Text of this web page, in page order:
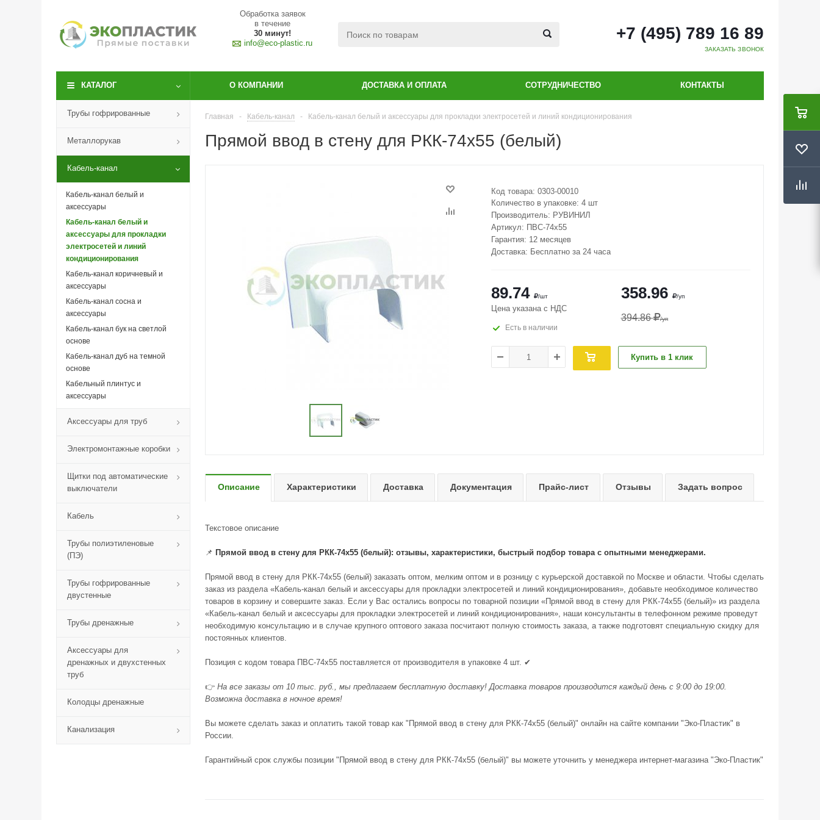
Обработка заявок
в течение
30 минут!
info@eco-plastic.ru
+7 (495) 789 16 89
ЗАКАЗАТЬ ЗВОНОК
КАТАЛОГ О КОМПАНИИ ДОСТАВКА И ОПЛАТА СОТРУДНИЧЕСТВО КОНТАКТЫ
Трубы гофрированные
Металлорукав
Кабель-канал
Кабель-канал белый и
аксессуары
Кабель-канал белый и
аксессуары для прокладки
электросетей и линий
кондиционирования
Кабель-канал коричневый и
аксессуары
Кабель-канал сосна и
аксессуары
Кабель-канал бук на светлой
основе
Кабель-канал дуб на темной
основе
Кабельный плинтус и
аксессуары
Аксессуары для труб
Электромонтажные коробки
Щитки под автоматические
выключатели
Кабель
Трубы полиэтиленовые
(ПЭ)
Трубы гофрированные
двустенные
Трубы дренажные
Аксессуары для
дренажных и двухстенных
труб
Колодцы дренажные
Канализация
Главная - Кабель-канал - Кабель-канал белый и аксессуары для прокладки электросетей и линий кондиционирования
Прямой ввод в стену для РКК-74х55 (белый)
Код товара: 0303-00010
Количество в упаковке: 4 шт
Производитель: РУВИНИЛ
Артикул: ПВС-74х55
Гарантия: 12 месяцев
Доставка: Бесплатно за 24 часа
358.96 /уп
394.86 /уп
89.74 /шт
Цена указана с НДС
Есть в наличии
Купить в 1 клик
Описание Характеристики Доставка Документация Прайс-лист Отзывы Задать вопрос
Текстовое описание
📌 Прямой ввод в стену для РКК-74х55 (белый): отзывы, характеристики, быстрый подбор товара с опытными менеджерами.
Прямой ввод в стену для РКК-74х55 (белый) заказать оптом, мелким оптом и в розницу с курьерской доставкой по Москве и области. Чтобы сделать
заказ из раздела «Кабель-канал белый и аксессуары для прокладки электросетей и линий кондиционирования», добавьте необходимое количество
товаров в корзину и совершите заказ. Если у Вас остались вопросы по товарной позиции «Прямой ввод в стену для РКК-74х55 (белый)» из раздела
«Кабель-канал белый и аксессуары для прокладки электросетей и линий кондиционирования», наши консультанты в телефонном режиме проведут
необходимую консультацию и в случае крупного оптового заказа посчитают полную стоимость заказа, а также подготовят специальную скидку для
постоянных клиентов.
Позиция с кодом товара ПВС-74х55 поставляется от производителя в упаковке 4 шт. ✔
👉 На все заказы от 10 тыс. руб., мы предлагаем бесплатную доставку! Доставка товаров производится каждый день с 9:00 до 19:00.
Возможна доставка в ночное время!
Вы можете сделать заказ и оплатить такой товар как "Прямой ввод в стену для РКК-74х55 (белый)" онлайн на сайте компании "Эко-Пластик" в
России.
Гарантийный срок службы позиции "Прямой ввод в стену для РКК-74х55 (белый)" вы можете уточнить у менеджера интернет-магазина "Эко-Пластик"